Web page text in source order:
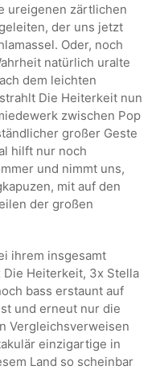
ureigenen zärtlichen
der uns jetzt
Oder, noch
natürlich uralte
dem leichten
Die Heiterkeit nun
zwischen Pop
großer Geste
hilft nur noch
und nimmt uns,
mit auf den
der großen
ihrem insgesamt
Heiterkeit, 3x Stella
bass erstaunt auf
und erneut nur die
Vergleichsverweisen
einzigartige in
Land so scheinbar